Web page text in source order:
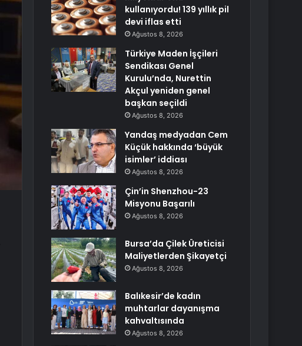
kullanıyordu! 139 yıllık pil
devi iflas etti
Ağustos 8, 2026
Türkiye Maden İşçileri
Sendikası Genel
Kurulu’nda, Nurettin
Akçul yeniden genel
başkan seçildi
Ağustos 8, 2026
Yandaş medyadan Cem
Küçük hakkında ‘büyük
isimler’ iddiası
Ağustos 8, 2026
Çin’in Shenzhou-23
Misyonu Başarılı
Ağustos 8, 2026
Bursa’da Çilek Üreticisi
Maliyetlerden Şikayetçi
Ağustos 8, 2026
Balıkesir’de kadın
muhtarlar dayanışma
kahvaltısında
Ağustos 8, 2026